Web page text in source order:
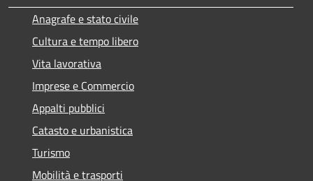
Anagrafe e stato civile
Cultura e tempo libero
Vita lavorativa
Imprese e Commercio
Appalti pubblici
Catasto e urbanistica
Turismo
Mobilità e trasporti